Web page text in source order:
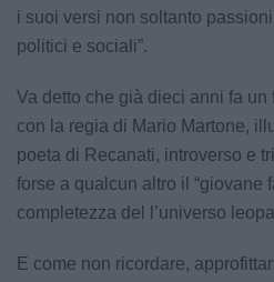
i suoi versi non soltanto
politici e sociali”.
Va detto che già dieci anni fa
con la regia di Mario Martone,
poeta di Recanati, introverso e
forse a qualcun altro il “giovane
completezza del l’universo
E come non ricordare,